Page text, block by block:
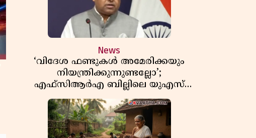
News
‘വിദേശ ഫണ്ടുകൾ അമേരിക്കയും
നിയന്ത്രിക്കുന്നുണ്ടല്ലോ’;
എഫ്സിആർഎ ബില്ലിലെ യുഎസ്
വിമർശനങ്ങൾക്ക് മറുപടിയുമായി ഇന്ത്യ